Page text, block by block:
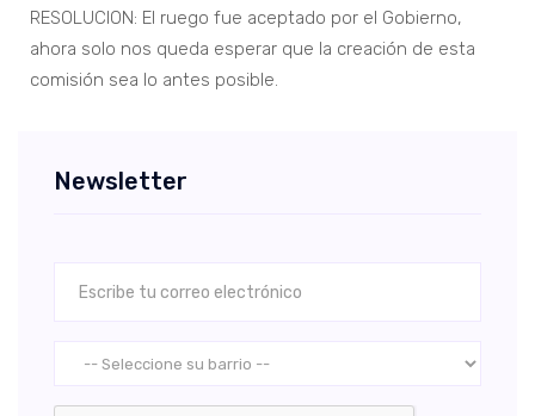
RESOLUCION: El ruego fue aceptado por el Gobierno,
ahora solo nos queda esperar que la creación de esta
comisión sea lo antes posible.
Newsletter